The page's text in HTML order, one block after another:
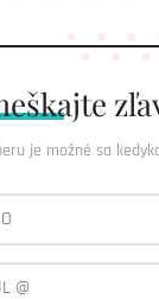
je možné sa